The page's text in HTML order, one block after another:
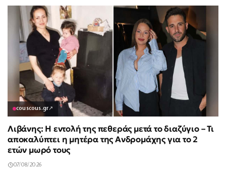
couscous.gr↗
Λιβάνης: Η εντολή της πεθεράς μετά το διαζύγιο – Τι
αποκαλύπτει η μητέρα της Ανδρομάχης για το 2
ετών μωρό τους
07/08/2026